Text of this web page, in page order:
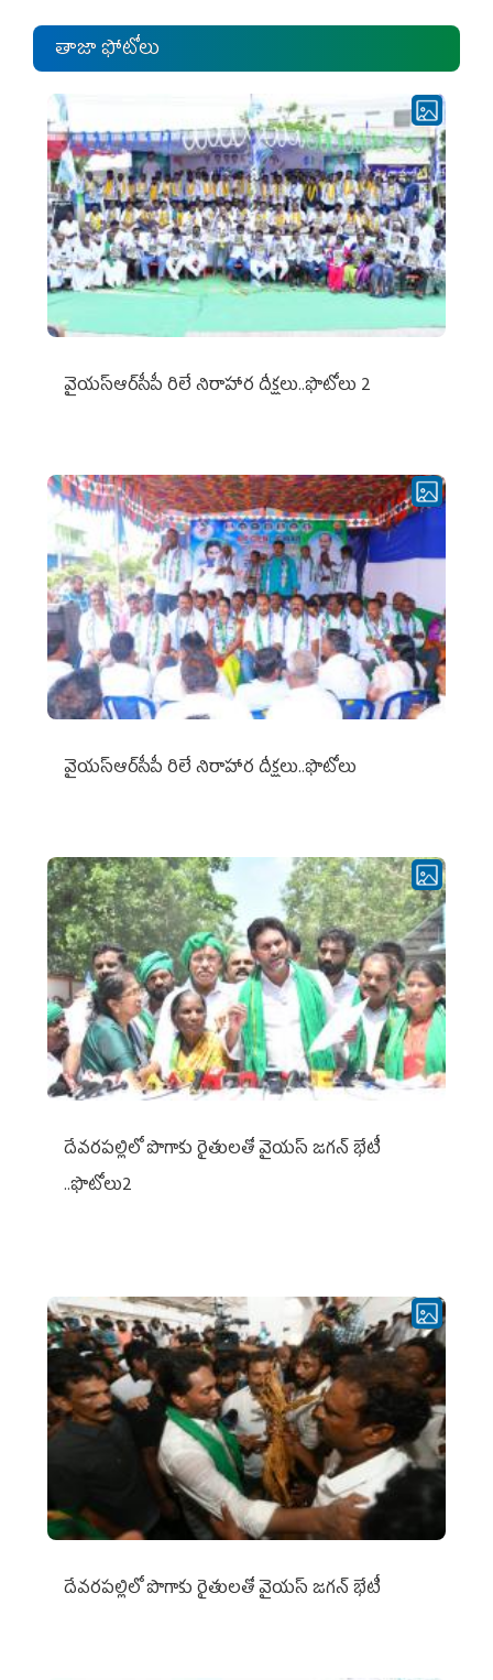
తాజా ఫోటోలు
వైయ‌స్ఆర్‌సీపీ రిలే నిరాహార దీక్షలు..ఫొటోలు 2
వైయ‌స్ఆర్‌సీపీ రిలే నిరాహార దీక్షలు..ఫొటోలు
దేవరపల్లిలో పొగాకు రైతులతో వైయస్ జగన్ భేటీ
..ఫొటోలు2
దేవరపల్లిలో పొగాకు రైతులతో వైయస్ జగన్ భేటీ